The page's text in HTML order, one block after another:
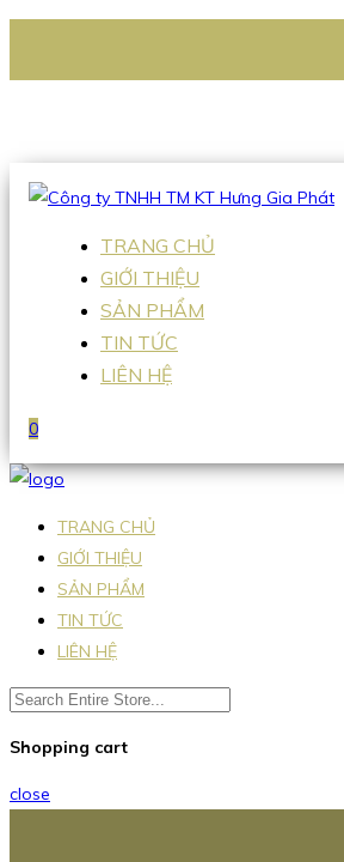
Hotline:0938 336 079
TRANG CHỦ
GIỚI THIỆU
SẢN PHẨM
TIN TỨC
LIÊN HỆ
0
TRANG CHỦ
GIỚI THIỆU
SẢN PHẨM
TIN TỨC
LIÊN HỆ
Shopping cart
close